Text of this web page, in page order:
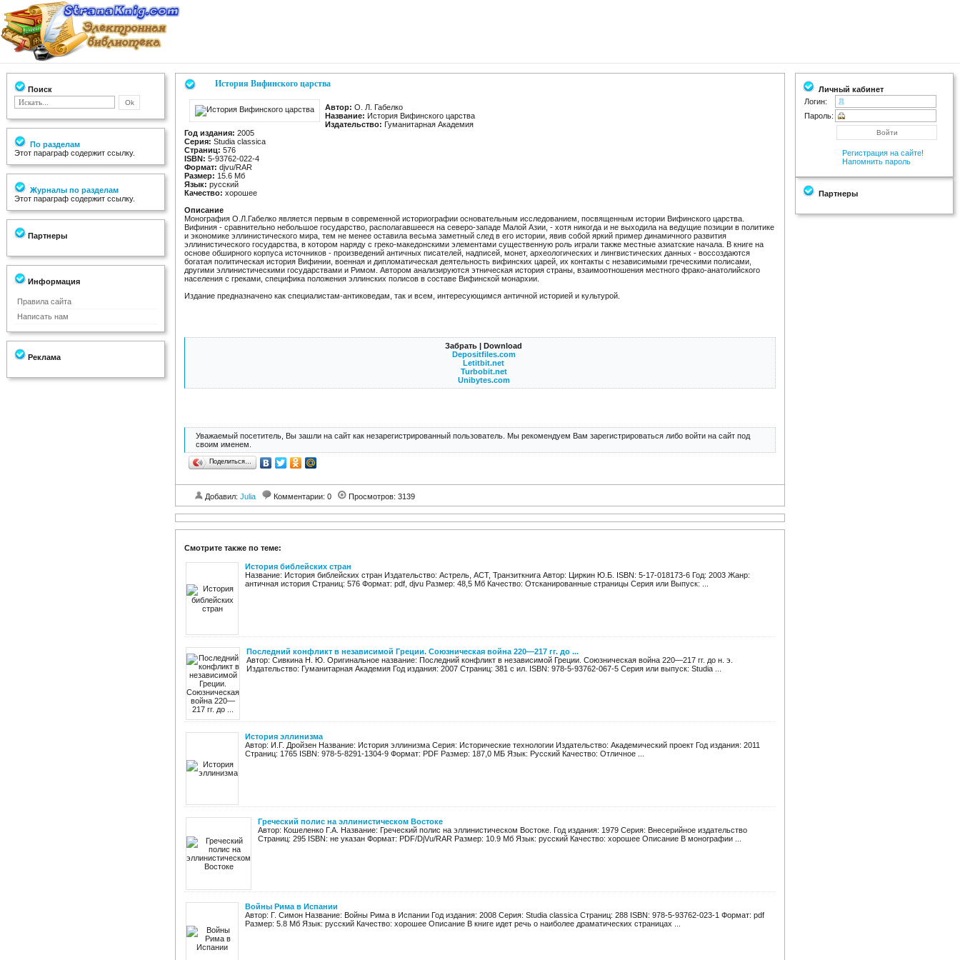
Поиск
По разделам
Этот параграф содержит ссылку.
Журналы по разделам
Этот параграф содержит ссылку.
Партнеры
Информация
Правила сайта
Написать нам
Реклама
История Вифинского царства
Автор: О. Л. Габелко
Название: История Вифинского царства
Издательство: Гуманитарная Академия
Год издания: 2005
Серия: Studia classica
Страниц: 576
ISBN: 5-93762-022-4
Формат: djvu/RAR
Размер: 15.6 Мб
Язык: русский
Качество: хорошее
Описание
Монография О.Л.Габелко является первым в современной историографии основательным исследованием, посвященным истории Вифинского царства.
Вифиния - сравнительно небольшое государство, располагавшееся на северо-западе Малой Азии, - хотя никогда и не выходила на ведущие позиции в политике
и экономике эллинистического мира, тем не менее оставила весьма заметный след в его истории, явив собой яркий пример динамичного развития
эллинистического государства, в котором наряду с греко-македонскими элементами существенную роль играли также местные азиатские начала. В книге на
основе обширного корпуса источников - произведений античных писателей, надписей, монет, археологических и лингвистических данных - воссоздаются
богатая политическая история Вифинии, военная и дипломатическая деятельность вифинских царей, их контакты с независимыми греческими полисами,
другими эллинистическими государствами и Римом. Автором анализируются этническая история страны, взаимоотношения местного фрако-анатолийского
населения с греками, специфика положения эллинских полисов в составе Вифинской монархии.
Издание предназначено как специалистам-антиковедам, так и всем, интересующимся античной историей и культурой.
Забрать | Download
Depositfiles.com
Letitbit.net
Turbobit.net
Unibytes.com
Уважаемый посетитель, Вы зашли на сайт как незарегистрированный пользователь. Мы рекомендуем Вам зарегистрироваться либо войти на сайт под
своим именем.
Поделиться…
Добавил: Julia Комментарии: 0 Просмотров: 3139
Смотрите также по теме:
История библейских стран
Название: История библейских стран Издательство: Астрель, АСТ, Транзиткнига Автор: Циркин Ю.Б. ISBN: 5-17-018173-6 Год: 2003 Жанр:
античная история Страниц: 576 Формат: pdf, djvu Размер: 48,5 Мб Качество: Отсканированные страницы Серия или Выпуск: ...
Последний конфликт в независимой Греции. Союзническая война 220—217 гг. до ...
Автор: Сивкина Н. Ю. Оригинальное название: Последний конфликт в независимой Греции. Союзническая война 220—217 гг. до н. э.
Издательство: Гуманитарная Академия Год издания: 2007 Страниц: 381 с ил. ISBN: 978-5-93762-067-5 Серия или выпуск: Studia ...
История эллинизма
Автор: И.Г. Дройзен Название: История эллинизма Серия: Исторические технологии Издательство: Академический проект Год издания: 2011
Страниц: 1765 ISBN: 978-5-8291-1304-9 Формат: PDF Размер: 187,0 МБ Язык: Русский Качество: Отличное ...
Греческий полис на эллинистическом Востоке
Автор: Кошеленко Г.А. Название: Греческий полис на эллинистическом Востоке. Год издания: 1979 Серия: Внесерийное издательство
Страниц: 295 ISBN: не указан Формат: PDF/DjVu/RAR Размер: 10.9 Мб Язык: русский Качество: хорошее Описание В монографии ...
Войны Рима в Испании
Автор: Г. Симон Название: Войны Рима в Испании Год издания: 2008 Серия: Studia classica Страниц: 288 ISBN: 978-5-93762-023-1 Формат: pdf
Размер: 5.8 Мб Язык: русский Качество: хорошее Описание В книге идет речь о наиболее драматических страницах ...
Личный кабинет
Логин:
Пароль:
Регистрация на сайте!
Напомнить пароль
Партнеры